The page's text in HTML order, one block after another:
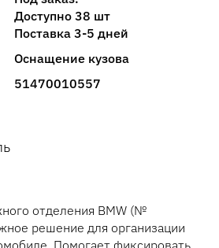
Доступно 38 шт
Поставка 3-5 дней
Оснащение кузова
51470010557
отделения BMW (№
решение для организации